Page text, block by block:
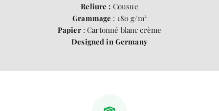
Reliure : Cousue
Grammage : 180 g/m²
Papier: Cartonné blanc crème
Designed in Germany